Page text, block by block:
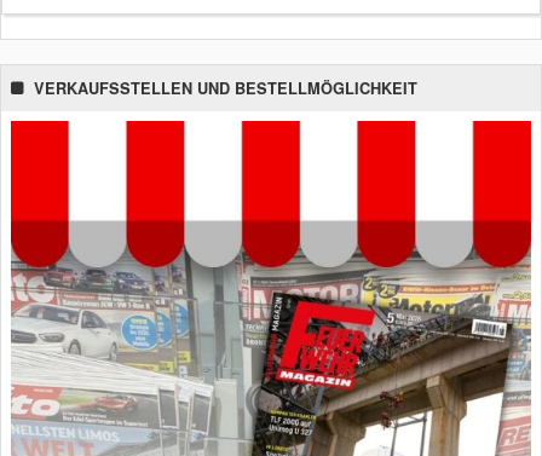
VERKAUFSSTELLEN UND BESTELLMÖGLICHKEIT